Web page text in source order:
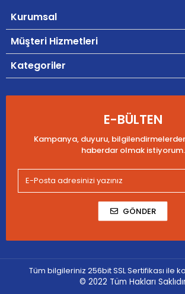
Kurumsal
Müşteri Hizmetleri
Kategoriler
E-BÜLTEN
Kampanya, duyuru,
haberdar olmak istiyorum.
GÖNDER
Tüm bilgileriniz 256bit SSL Sertifikası ile
© 2022 Tüm Hakları